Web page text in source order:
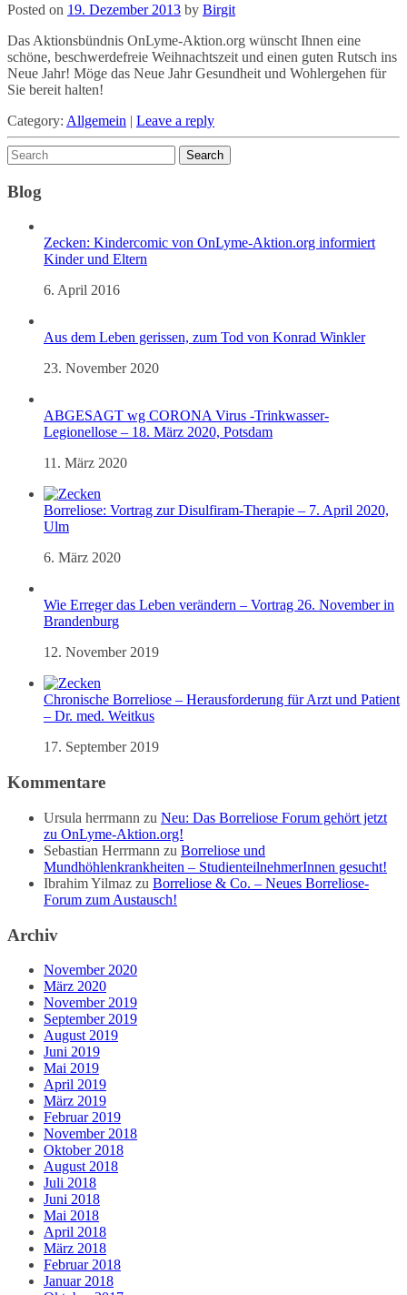
Posted on 19. Dezember 2013 by Birgit
Das Aktionsbündnis OnLyme-Aktion.org wünscht Ihnen eine
schöne, beschwerdefreie Weihnachtszeit und einen guten Rutsch ins
Neue Jahr! Möge das Neue Jahr Gesundheit und Wohlergehen für
Sie bereit halten!
Category: Allgemein | Leave a reply
Blog
Zecken: Kindercomic von OnLyme-Aktion.org informiert
Kinder und Eltern
6. April 2016
Aus dem Leben gerissen, zum Tod von Konrad Winkler
23. November 2020
ABGESAGT wg CORONA Virus -Trinkwasser-
Legionellose – 18. März 2020, Potsdam
11. März 2020
Borreliose: Vortrag zur Disulfiram-Therapie – 7. April 2020,
Ulm
6. März 2020
Wie Erreger das Leben verändern – Vortrag 26. November in
Brandenburg
12. November 2019
Chronische Borreliose – Herausforderung für Arzt und Patient
– Dr. med. Weitkus
17. September 2019
Kommentare
Ursula herrmann zu Neu: Das Borreliose Forum gehört jetzt
zu OnLyme-Aktion.org!
Sebastian Herrmann zu Borreliose und
Mundhöhlenkrankheiten – StudienteilnehmerInnen gesucht!
Ibrahim Yilmaz zu Borreliose & Co. – Neues Borreliose-
Forum zum Austausch!
Archiv
November 2020
März 2020
November 2019
September 2019
August 2019
Juni 2019
Mai 2019
April 2019
März 2019
Februar 2019
November 2018
Oktober 2018
August 2018
Juli 2018
Juni 2018
Mai 2018
April 2018
März 2018
Februar 2018
Januar 2018